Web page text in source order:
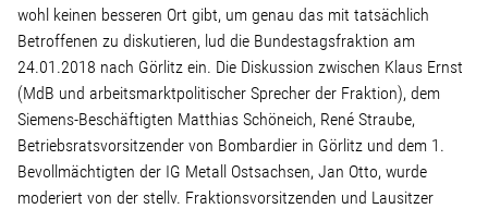
Transparenz
Mediathek
Über mich
wohl keinen besseren Ort gibt, um genau das mit tatsächlich
Betroffenen zu diskutieren, lud die Bundestagsfraktion am
24.01.2018 nach Görlitz ein. Die Diskussion zwischen Klaus Ernst
(MdB und arbeitsmarktpolitischer Sprecher der Fraktion), dem
Siemens-Beschäftigten Matthias Schöneich, René Straube,
Betriebsratsvorsitzender von Bombardier in Görlitz und dem 1.
Bevollmächtigten der IG Metall Ostsachsen, Jan Otto, wurde
moderiert von der stellv. Fraktionsvorsitzenden und Lausitzer